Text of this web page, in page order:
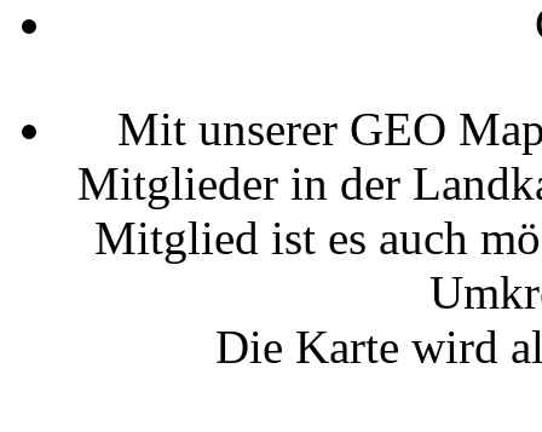
Mit unserer GEO
Mitglieder in der
Mitglied ist es auch
Die Karte wird